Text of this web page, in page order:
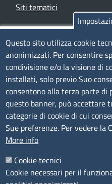
Siti tematici
TRASPARENZA
Albo Online
Amministrazione
Bandi e concorsi
Segnalazioni
Accessibilità
IBAN e pagamenti informatici
Informative privacy e cookie
Verifiche PA
Questo sito utilizza cookie
anonimizzati. Per consentire
condivisione e/o la visione di
installati, solo previo Suo
consentono alla terza parte
questo banner, può accettare
categorie di cookie di cui
Sue preferenze. Per vedere la
More info
Cookie tecnici
Cookie necessari per il